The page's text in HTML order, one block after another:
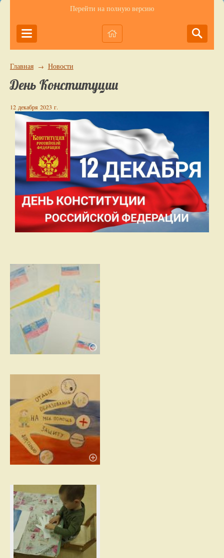
Перейти на полную версию
Главная → Новости
День Конституции
12 декабря 2023 г.